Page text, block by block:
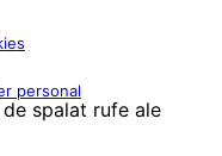
personal